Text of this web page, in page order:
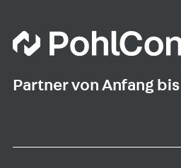
Partner von Anfang